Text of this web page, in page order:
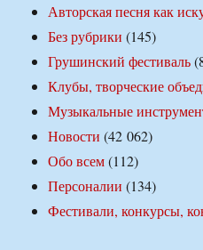
Авторская песня как
Без рубрики (145)
Грушинский фестиваль
Клубы, творческие
Музыкальные
Новости (42 062)
Обо всем(112)
Персоналии (134)
Фестивали, конкурсы,